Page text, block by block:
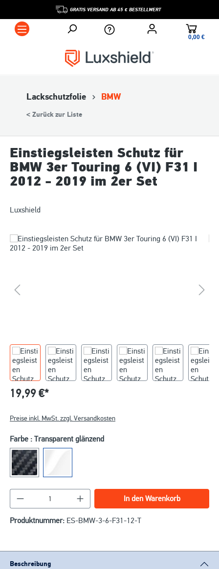
GRATIS VERSAND AB 45 € BESTELLWERT
0,00 €*
Lackschutzfolie BMW
< Zurück zur Liste
Einstiegsleisten Schutz für
BMW 3er Touring 6 (VI) F31 I
2012 - 2019 im 2er Set
Luxshield
19,99 €*
Preise inkl. MwSt. zzgl. Versandkosten
Farbe : Transparent glänzend
Produkt Anzahl: Gib den gewünschten Wert
In den Warenkorb
Produktnummer: ES-BMW-3-6-F31-12-T
Beschreibung